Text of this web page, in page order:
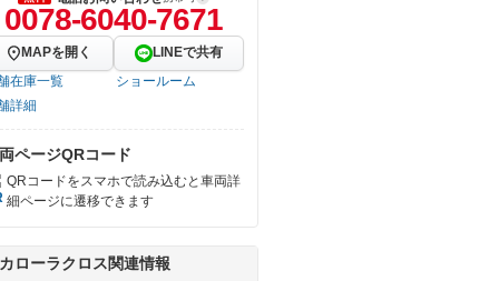
0078-6040-7671
MAPを開く
LINEで共有
在庫一覧
ショールーム
詳細
ページQRコード
QRコードをスマホで読み込むと車両詳
細ページに遷移できます
カローラクロス関連情報